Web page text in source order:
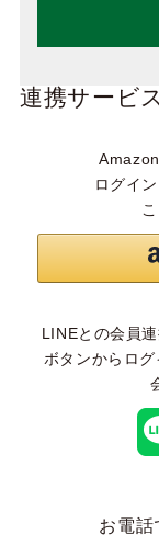
連携サービ
ログイ
LINEとの会員
ボタンからログ
お電話